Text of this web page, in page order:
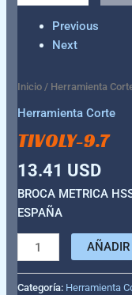
Previous
Next
Inicio / Herramienta
Herramienta Corte
TIVOLY-9.7
13.41 USD
BROCA METRICA
ESPAÑA
AÑADIR
Categoría: Herramienta